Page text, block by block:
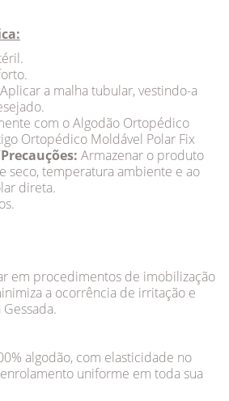
Aplicar a malha tubular, vestindo-a
com o Algodão Ortopédico
Ortopédico Moldável Polar Fix
Armazenar o produto
seco, temperatura ambiente e ao
direta.
em procedimentos de imobilização
a ocorrência de irritação e
algodão, com elasticidade no
uniforme em toda sua